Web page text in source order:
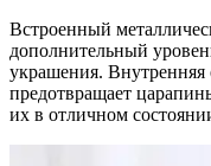
Встроенный
дополнительный
украшения. Внутренняя
предотвращает
их в отличном